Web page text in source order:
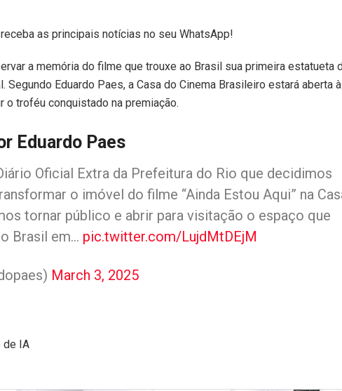
as principais notícias no seu WhatsApp!
a memória do filme que trouxe ao Brasil sua primeira estatueta
Segundo Eduardo Paes, a Casa do Cinema Brasileiro estará aberta à
o troféu conquistado na premiação.
Eduardo Paes
Oficial Extra da Prefeitura do Rio que decidimos
o imóvel do filme “Ainda Estou Aqui” na
tornar público e abrir para visitação o espaço que
Brasil em… pic.twitter.com/LujdMtDEjM
March 3, 2025
de IA